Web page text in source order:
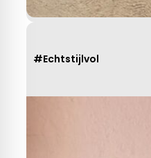
#Echtstijlvol